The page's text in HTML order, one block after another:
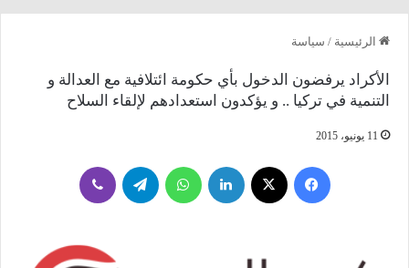
الرئيسية / سياسة
الأكراد يرفضون الدخول بأي حكومة ائتلافية مع العدالة و
التنمية في تركيا .. و يؤكدون استعدادهم لإلقاء السلاح
11 يونيو، 2015
فيسبوك لينكدإن واتساب تيلقرام